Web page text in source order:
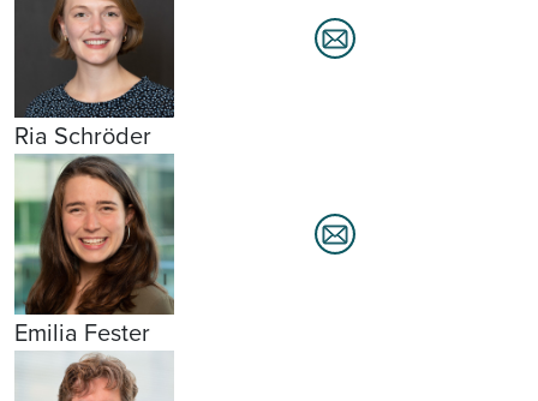
Ria Schröder
Emilia Fester